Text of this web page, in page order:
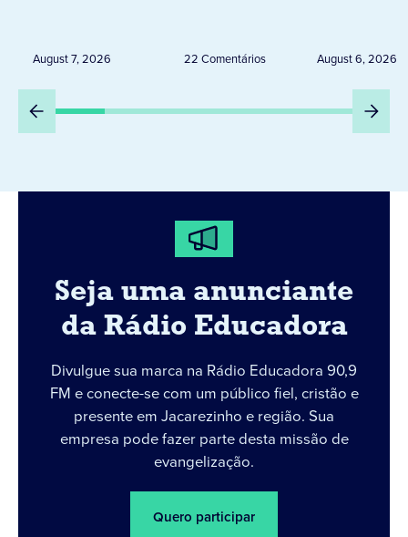
August 7, 2026 22 Comentários
Peru
August 6, 2026
Seja uma anunciante
da Rádio Educadora
Divulgue sua marca na Rádio Educadora 90,9
FM e conecte-se com um público fiel, cristão e
presente em Jacarezinho e região. Sua
empresa pode fazer parte desta missão de
evangelização.
Quero participar